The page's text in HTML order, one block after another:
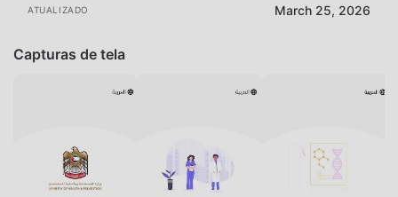
ATUALIZADO March 25, 2026
Capturas de tela